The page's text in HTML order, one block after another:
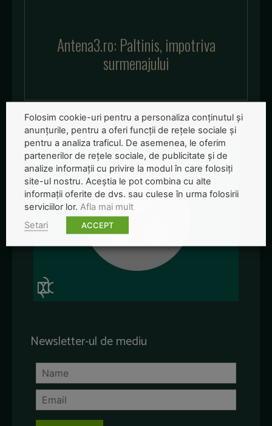
Antena3.ro: Paltinis, impotriva
surmenajului
Newsletter-ul de mediu
Folosim cookie-uri pentru a personaliza conținutul și
anunțurile, pentru a oferi funcții de rețele sociale și
pentru a analiza traficul. De asemenea, le oferim
partenerilor de rețele sociale, de publicitate și de
analize informații cu privire la modul în care folosiți
site-ul nostru. Aceștia le pot combina cu alte
informații oferite de dvs. sau culese în urma folosirii
serviciilor lor. Afla mai mult
Setari
ACCEPT